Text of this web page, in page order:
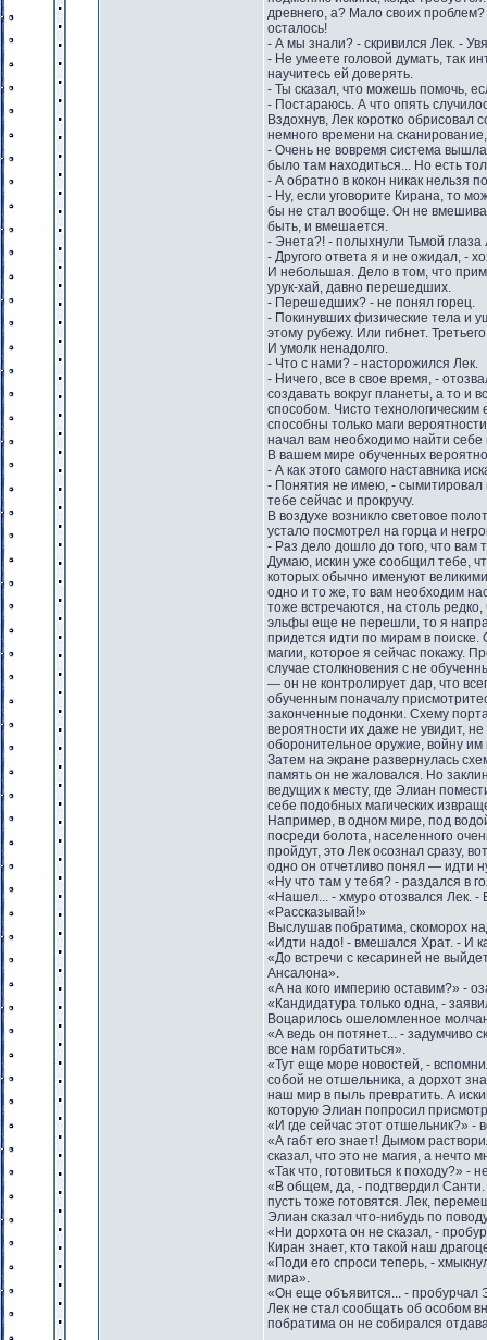
древнего, а? Мало своих
осталось!
- А мы знали? - скривился Лек. -
- Не умеете головой думать, так
научитесь ей доверять.
- Ты сказал, что можешь помочь,
- Постараюсь. А что опять
Вздохнув, Лек коротко
немного времени на
- Очень не вовремя система
было там находиться... Но есть
- А обратно в кокон никак нельзя
- Ну, если уговорите Кирана, то
бы не стал вообще. Он не
быть, и вмешается.
- Энета?! - полыхнули Тьмой
- Другого ответа я и не ожидал, -
И небольшая. Дело в том, что
урук-хай, давно перешедших.
- Перешедших? - не понял горец.
- Покинувших физические тела и
этому рубежу. Или гибнет.
И умолк ненадолго.
- Что с нами? - насторожился Лек.
- Ничего, все в свое время, -
создавать вокруг планеты, а то и
способом. Чисто
способны только маги
начал вам необходимо найти
В вашем мире обученных
- А как этого самого наставника
- Понятия не имею, - сымитировал
тебе сейчас и прокручу.
В воздухе возникло световое
устало посмотрел на горца и
- Раз дело дошло до того, что вам
Думаю, искин уже сообщил тебе,
которых обычно именуют
одно и то же, то вам необходим
тоже встречаются, на столь
эльфы еще не перешли, то я
придется идти по мирам в
магии, которое я сейчас покажу.
случае столкновения с не
— он не контролирует дар, что
обученным поначалу
законченные подонки. Схему
вероятности их даже не увидит,
оборонительное оружие, войну им
Затем на экране развернулась
память он не жаловался. Но
ведущих к месту, где Элиан
себе подобных магических
Например, в одном мире, под
посреди болота, населенного
пройдут, это Лек осознал сразу,
одно он отчетливо понял — идти
«Ну что там у тебя? - раздался в
«Нашел... - хмуро отозвался Лек. -
«Рассказывай!»
Выслушав побратима, скоморох
«Идти надо! - вмешался Храт. - И
«До встречи с кесариней не
Ансалона».
«А на кого империю оставим?» -
«Кандидатура только одна, -
Воцарилось ошеломленное
«А ведь он потянет... - задумчиво
все нам горбатиться».
«Тут еще море новостей, -
собой не отшельника, а дорхот
наш мир в пыль превратить. А
которую Элиан попросил
«И где сейчас этот отшельник?» -
«А габт его знает! Дымом
сказал, что это не магия, а
«Так что, готовиться к походу?» -
«В общем, да, - подтвердил
пусть тоже готовятся. Лек,
Элиан сказал что-нибудь по
«Ни дорхота он не сказал, -
Киран знает, кто такой наш
«Поди его спроси теперь, -
мира».
«Он еще объявится... - пробурчал
Лек не стал сообщать об особом
побратима он не собирался